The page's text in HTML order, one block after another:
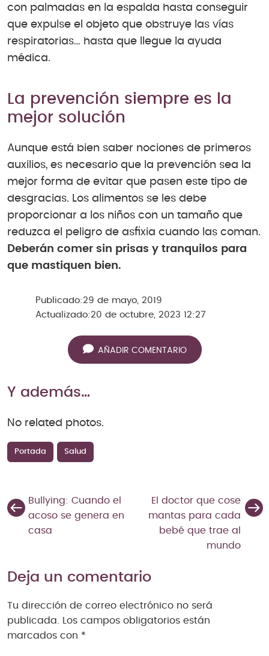
con palmadas en la espalda hasta conseguir
que expulse el objeto que obstruye las vías
respiratorias… hasta que llegue la ayuda
médica.
La prevención siempre es la
mejor solución
Aunque está bien saber nociones de primeros
auxilios, es necesario que la prevención sea la
mejor forma de evitar que pasen este tipo de
desgracias. Los alimentos se les debe
proporcionar a los niños con un tamaño que
reduzca el peligro de asfixia cuando las coman.
Deberán comer sin prisas y tranquilos para
que mastiquen bien.
Publicado:29 de mayo, 2019
Actualizado:20 de octubre, 2023 12:27
AÑADIR COMENTARIO
Y además…
No related photos.
Portada Salud
Bullying: Cuando el
acoso se genera en
casa
El doctor que cose
mantas para cada
bebé que trae al
mundo
Deja un comentario
Tu dirección de correo electrónico no será
publicada. Los campos obligatorios están
marcados con *